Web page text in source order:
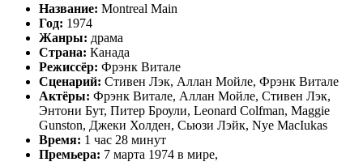
Название: Montreal Main
Год: 1974
Жанры: драма
Страна: Канада
Режиссёр: Фрэнк Витале
Сценарий: Стивен Лэк, Аллан Мойле, Фрэнк Витале
Актёры: Фрэнк Витале, Аллан Мойле, Стивен Лэк,
Энтони Бут, Питер Броули, Leonard Colfman, Maggie
Gunston, Джеки Холден, Сьюзи Лэйк, Nye MacIukas
Время: 1 час 28 минут
Премьера: 7 марта 1974 в мире,